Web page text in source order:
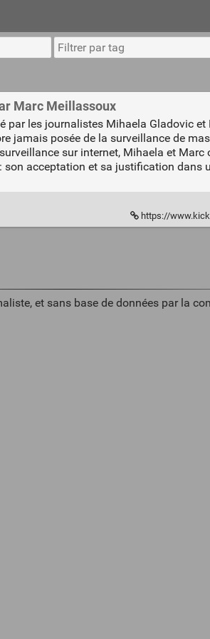
Marc Meillassoux
par les journalistes Mihaela Gladovic
jamais posée de la surveillance de
sur internet, Mihaela et
acceptation et sa justification
https://
et sans base de données par la